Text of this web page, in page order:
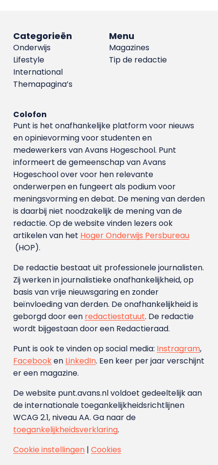
Menu
Magazines
Tip de redactie
Categorieën
Onderwijs
Lifestyle
International
Themapagina’s
Colofon
Punt is het onafhankelijke platform voor nieuws
en opinievorming voor studenten en
medewerkers van Avans Hoge­school. Punt
informeert de gemeenschap van Avans
Hogeschool over voor hen relevante
onderwerpen en fungeert als podium voor
meningsvorming en debat. De mening van derden
is daarbij niet noodzakelijk de mening van de
redactie. Op de website vinden lezers ook
artikelen van het Hoger Onderwijs Persbureau
(HOP).
De redactie bestaat uit professionele journalisten.
Zij werken in journalistieke onafhankelijkheid, op
basis van vrije nieuwsgaring en zonder
beïnvloeding van derden. De onafhankelijkheid is
geborgd door een redactiestatuut. De redactie
wordt bijgestaan door een Redactieraad.
Punt is ook te vinden op social media: Instragram,
Facebooken LinkedIn. Een keer per jaar verschijnt
er een magazine.
De website punt.avans.nl voldoet gedeeltelijk aan
de internationale toegankelijkheidsrichtlijnen
WCAG 2.1, niveau AA. Ga naar de
toegankelijkheidsverklaring.
Cookie instellingen| Cookies